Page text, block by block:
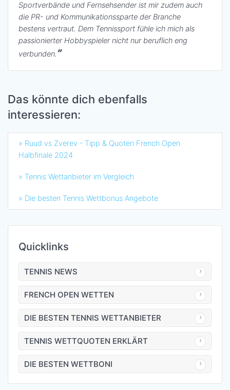
Sportverbände und Fernsehsender ist mir zudem auch
die PR- und Kommunikationssparte der Branche
bestens vertraut. Dem Tennissport fühle ich mich als
passionierter Hobbyspieler nicht nur beruflich eng
verbunden.
Das könnte dich ebenfalls
interessieren:
» Ruud vs Zverev - Tipp & Quoten French Open
Halbfinale 2024
» Tennis Wettanbieter im Vergleich
» Die besten Tennis Wettbonus Angebote
Quicklinks
TENNIS NEWS
FRENCH OPEN WETTEN
DIE BESTEN TENNIS WETTANBIETER
TENNIS WETTQUOTEN ERKLÄRT
DIE BESTEN WETTBONI